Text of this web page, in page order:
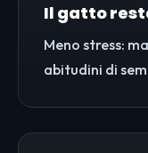
Il gatto
Meno stress:
abitudini di